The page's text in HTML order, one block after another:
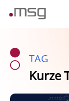
TAG
Kurze